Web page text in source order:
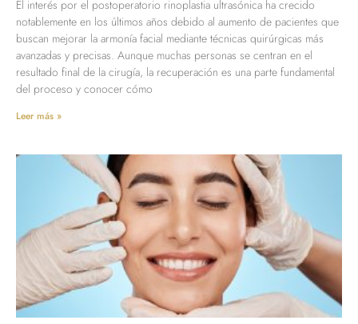
El interés por el postoperatorio rinoplastia ultrasónica ha crecido
notablemente en los últimos años debido al aumento de pacientes que
buscan mejorar la armonía facial mediante técnicas quirúrgicas más
avanzadas y precisas. Aunque muchas personas se centran en el
resultado final de la cirugía, la recuperación es una parte fundamental
del proceso y conocer cómo
Leer más »